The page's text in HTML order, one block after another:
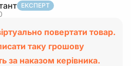
ЕКСПЕРТ
повертати товар.
таку грошову
за наказом керівника.